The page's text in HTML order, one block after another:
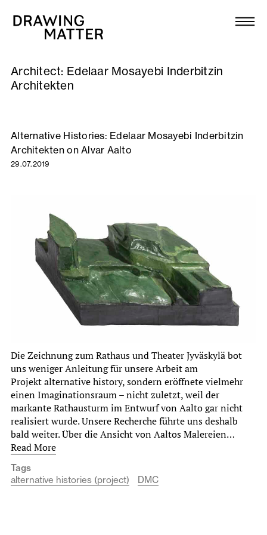
Collection
DMJournal
Programme
About
Newsletter
Architect: Edelaar Mosayebi Inderbitzin
Architekten
Alternative Histories: Edelaar Mosayebi Inderbitzin
Architekten on Alvar Aalto
29.07.2019
Die Zeichnung zum Rathaus und Theater Jyväskylä bot
uns weniger Anleitung für unsere Arbeit am
Projekt alternative history, sondern eröffnete vielmehr
einen Imaginationsraum – nicht zuletzt, weil der
markante Rathausturm im Entwurf von Aalto gar nicht
realisiert wurde. Unsere Recherche führte uns deshalb
bald weiter. Über die Ansicht von Aaltos Malereien…
Read More
Tags
alternative histories (project)
DMC